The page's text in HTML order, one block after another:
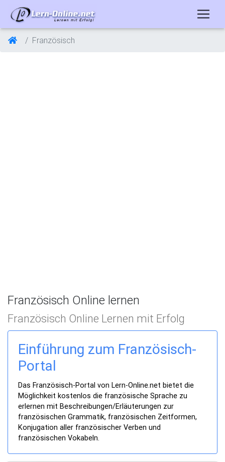
Französisch
Französisch Online lernen
Französisch Online Lernen mit Erfolg
Einführung zum Französisch-
Portal
Das Französisch-Portal von Lern-Online.net bietet die
Möglichkeit kostenlos die französische Sprache zu
erlernen mit Beschreibungen/Erläuterungen zur
französischen Grammatik, französischen Zeitformen,
Konjugation aller französischer Verben und
französischen Vokabeln.